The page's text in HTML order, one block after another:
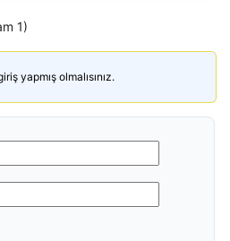
1)
yapmış olmalısınız.